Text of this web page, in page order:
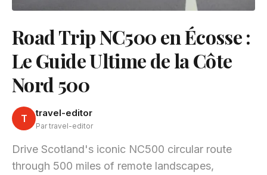
Road Trip NC500 en Écosse :
Le Guide Ultime de la Côte
Nord 500
T travel-editor
Par travel-editor
Drive Scotland's iconic NC500 circular route
through 500 miles of remote landscapes,